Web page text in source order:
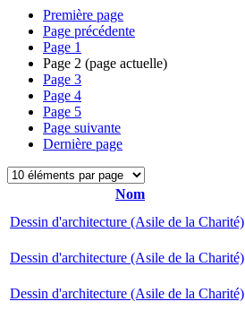
Première page
Page précédente
Page 1
Page 2 (page actuelle)
Page 3
Page 4
Page 5
Page suivante
Dernière page
Nom
Dessin d'architecture (Asile de la Charité)
Dessin d'architecture (Asile de la Charité)
Dessin d'architecture (Asile de la Charité)